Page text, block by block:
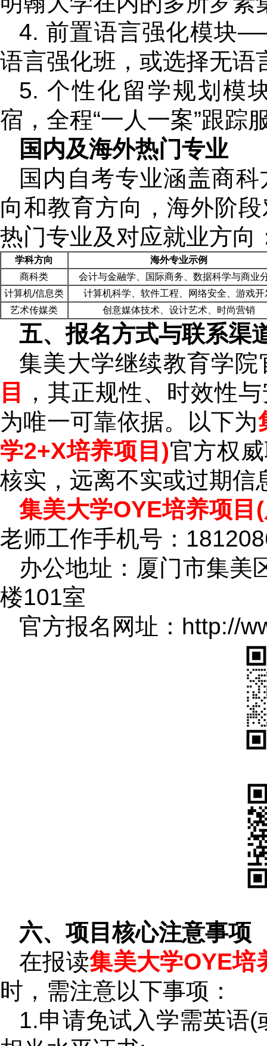
4. 前置语言强化模块
语言强化班，或选择无语
5. 个性化留学规划模
宿，全程“一人一案”跟踪
国内及海外热门专业
国内自考专业涵盖商
向和教育方向，海外阶
热门专业及对应就业方向
学科方向
海外专业示例
商科类
会计与金融学、国际商务、数据科学与商业
计算机/信息类
计算机科学、软件工程、网络安全、游戏开
艺术传媒类
创意媒体技术、设计艺术、时尚营销
五、报名方式与联系渠
集美大学继续教育学院
目
，其正规性、时效性
为唯一可靠依据。以下为
学2+X培养项目)官方权
核实，远离不实或过期信
集美大学OYE培养项目
老师工作手机号：
办公地址：厦门市集美
楼101室
官方报名网址：http://
六、项目核心注意事项
在报读集美大学OYE培
时，需注意以下事项：
1.申请免试入学需英语